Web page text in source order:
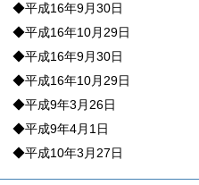
◆平成16年9月30日
◆平成16年10月29日
◆平成16年9月30日
◆平成16年10月29日
◆平成9年3月26日
◆平成9年4月1日
◆平成10年3月27日